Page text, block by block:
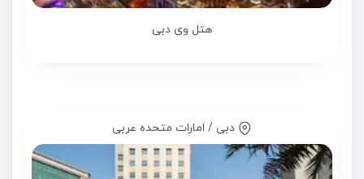
هتل وی دبی
دبی / امارات متحده عربی